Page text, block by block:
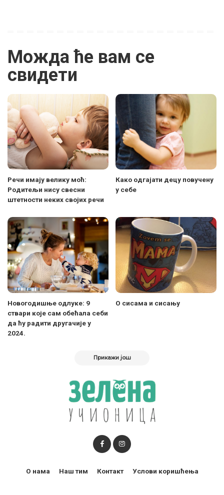
Можда ће вам се
свидети
Речи имају велику моћ:
Родитељи нису свесни
штетности неких својих речи
Како одгајати децу повучену
у себе
Новогодишње одлуке: 9
ствари које сам обећала себи
да ћу радити другачије у
2024.
О сисама и сисању
Прикажи још
О нама Наш тим Контакт Услови коришћења